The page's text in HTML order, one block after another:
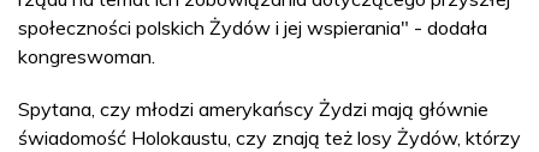
społeczności polskich Żydów i jej wspierania" - dodała
kongreswoman.
Spytana, czy młodzi amerykańscy Żydzi mają głównie
świadomość Holokaustu, czy znają też losy Żydów, którzy